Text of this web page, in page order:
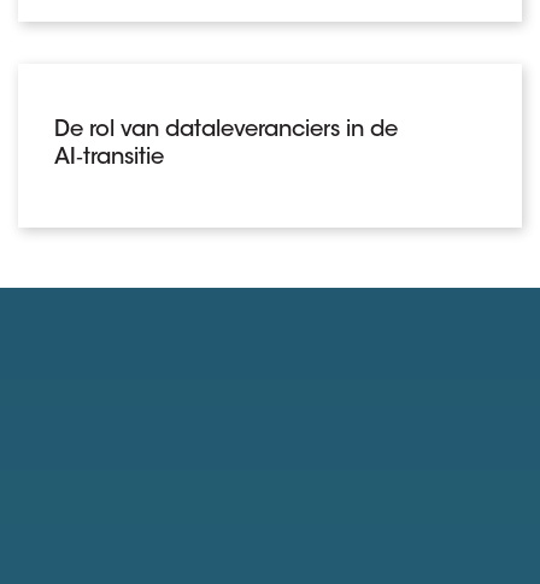
De rol van dataleveranciers in de
AI‑transitie